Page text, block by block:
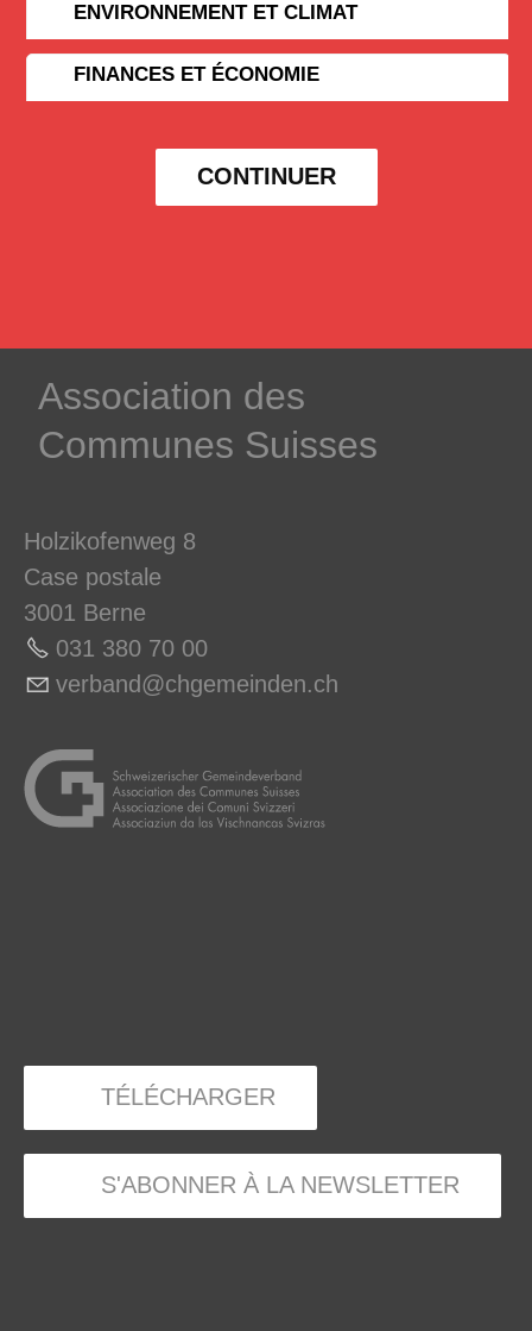
ENVIRONNEMENT ET CLIMAT
FINANCES ET ÉCONOMIE
CONTINUER
­Association des­
Communes ­Suisses
Holzikofenweg 8
Case postale
3001 Berne
031 380 70 00
v rb nd chg m nd n ch
TÉLÉCHARGER
S'ABONNER À LA NEWSLETTER